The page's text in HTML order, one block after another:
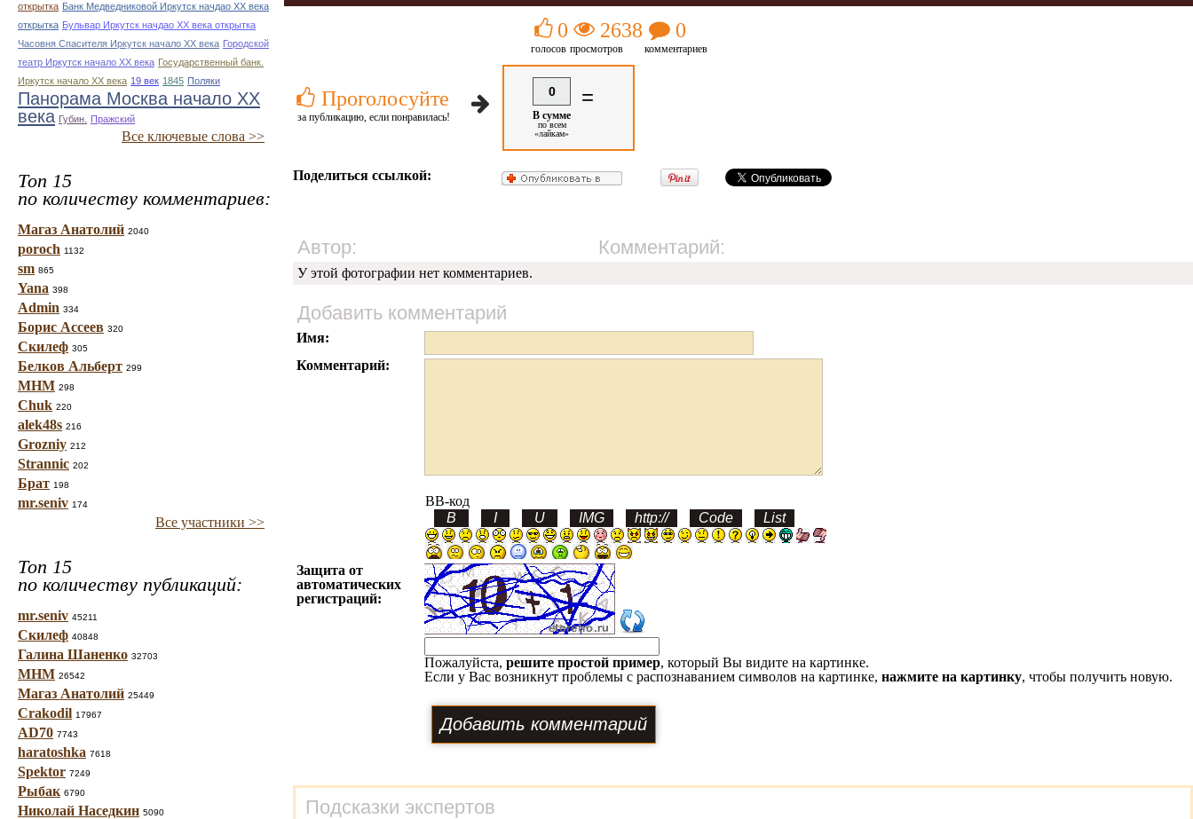
открытка Банк Медведниковой Иркутск начдао ХХ века
открытка Бульвар Иркутск начдао ХХ века открытка
Часовня Спасителя Иркутск начало ХХ века Городской
театр Иркутск начало ХХ века Государственный банк.
Иркутск начало ХХ века 19 век 1845 Поляки
Панорама Москва начало ХХ
века Губин. Пражский
Все ключевые слова >>
Топ 15
по количеству комментариев:
Магаз Анатолий 2040
poroch 1132
sm 865
Yana 398
Admin 334
Борис Ассеев 320
Скилеф 305
Белков Альберт 299
МНМ 298
Chuk 220
alek48s 216
Grozniy 212
Strannic 202
Брат 198
mr.seniv 174
Все участники >>
Топ 15
по количеству публикаций:
mr.seniv 45211
Скилеф 40848
Галина Шаненко 32703
МНМ 26542
Магаз Анатолий 25449
Crakodil 17967
AD70 7743
haratoshka 7618
Spektor 7249
Рыбак 6790
Николай Наседкин 5090
Проголосуйте
за публикацию, если понравилась!
0
голосов
2638
просмотров
0
комментариев
0
В сумме
по всем
«лайкам»
=
Поделиться ссылкой:
Автор: Комментарий:
У этой фотографии нет комментариев.
Добавить комментарий
Имя:
Комментарий:
BB-код
Защита от
автоматических
регистраций:
Пожалуйста, решите простой пример, который Вы видите на картинке.
Если у Вас возникнут проблемы с распознаванием символов на картинке, нажмите на картинку, чтобы получить новую.
Подсказки экспертов